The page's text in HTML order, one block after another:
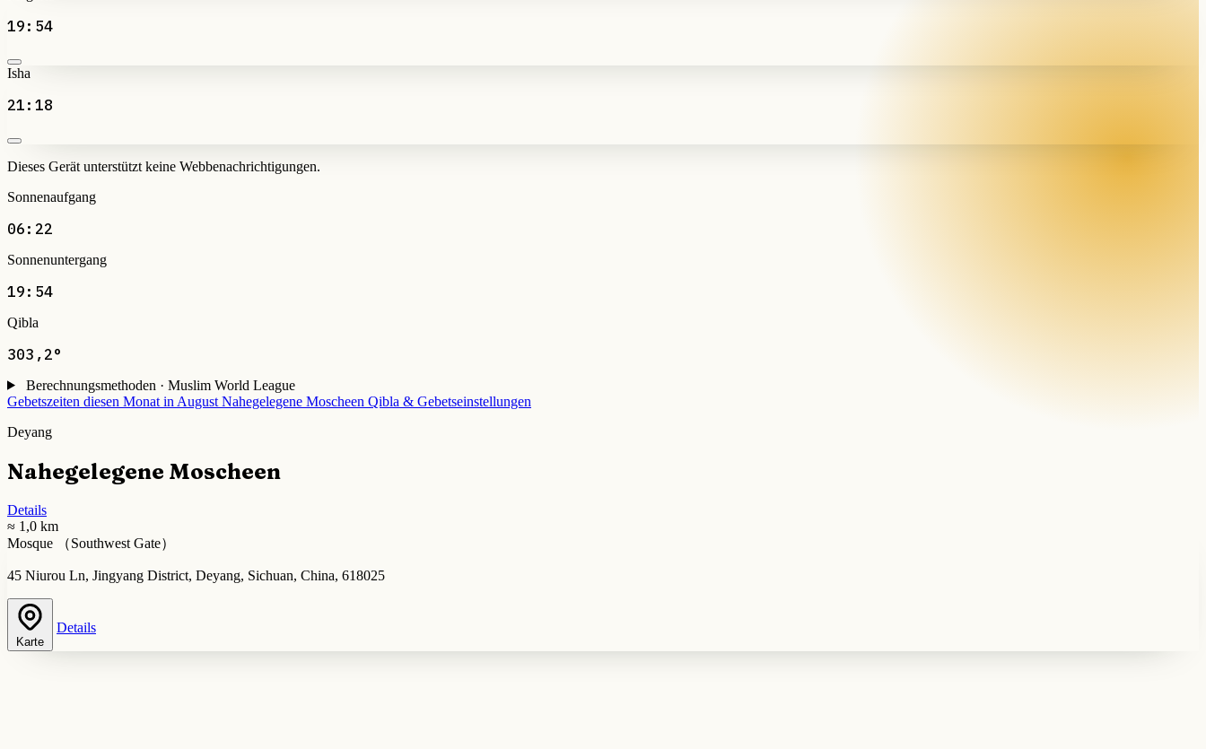
19:54
Isha
21:18
Dieses Gerät unterstützt keine Webbenachrichtigungen.
Sonnenaufgang
06:22
Sonnenuntergang
19:54
Qibla
303,2°
Berechnungsmethoden · Muslim World League
Gebetszeiten diesen Monat in August Nahegelegene Moscheen Qibla & Gebetseinstellungen
Deyang
Nahegelegene Moscheen
Details
≈ 1,0 km
Mosque （Southwest Gate）
45 Niurou Ln, Jingyang District, Deyang, Sichuan, China, 618025
Karte
Details